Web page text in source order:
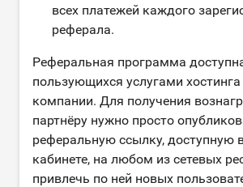
всех платежей каждого
реферала.
Реферальная программа
пользующихся услугами
компании. Для получения
партнёру нужно просто
реферальную ссылку, доступную
кабинете, на любом из сетевых
привлечь по ней новых